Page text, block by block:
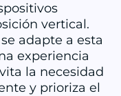
vertical.
adapte a esta
experiencia
la necesidad
y prioriza el